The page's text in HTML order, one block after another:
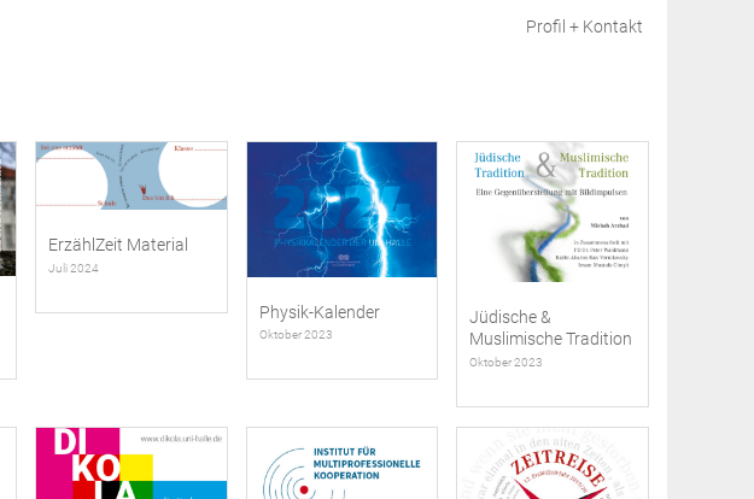
Profil + Kontakt
ErzählZeit Material
Juli 2024
Physik-Kalender
Oktober 2023
Jüdische &
Muslimische Tradition
Oktober 2023